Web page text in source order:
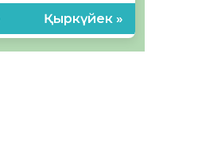
Қыркүйек »